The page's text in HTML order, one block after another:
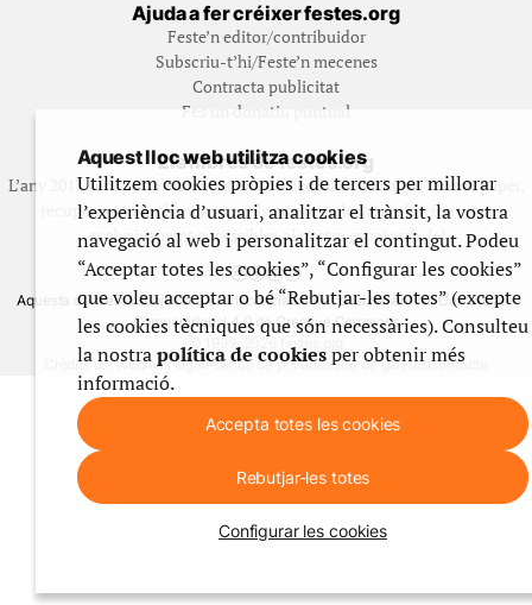
Ajuda a fer créixer festes.org
Feste’n editor/contribuidor
Subscriu-t’hi/Feste’n mecenes
Contracta publicitat
Fes un donatiu puntual
Els llibres de festes.org
L’any 2012 vam posar en marxa una col·lecció editorial en format paper,
recuperant i ampliant materials que fins aleshores havien estat
exclusivament accessibles al nostre espai web. [+]
Aquesta obra està subjecta a una llicència de Reconeixement No Comercial -
CompartirIgual 4.0 de Creative Commons
© 1999-2026 festes.org
Crèdits del webAvís legalPolítica de privadesaÚs de galetes Contacte
Aquest lloc web utilitza cookies
Utilitzem cookies pròpies i de tercers per millorar
l’experiència d’usuari, analitzar el trànsit, la vostra
navegació al web i personalitzar el contingut. Podeu
“Acceptar totes les cookies”, “Configurar les cookies”
que voleu acceptar o bé “Rebutjar-les totes” (excepte
les cookies tècniques que són necessàries). Consulteu
la nostrapolítica de cookiesper obtenir més
informació.
Accepta totes les cookies
Rebutjar-les totes
Configurar les cookies